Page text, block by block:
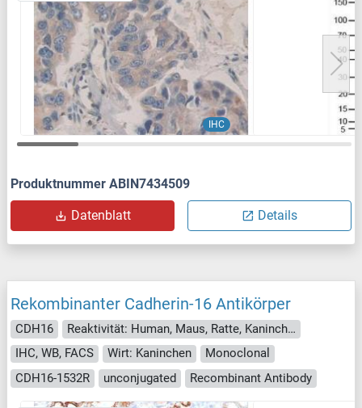
IHC
Produktnummer ABIN7434509
Datenblatt Details
Rekombinanter Cadherin-16 Antikörper
CDH16
Reaktivität: Human, Maus, Ratte, Kaninchen, Meerschweinchen, Hamster
IHC, WB, FACS
Wirt: Kaninchen
Monoclonal
CDH16-1532R
unconjugated Recombinant Antibody